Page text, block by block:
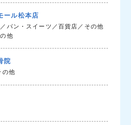
ール松本店
パン・スイーツ／百貨店／その他
他
院
の他